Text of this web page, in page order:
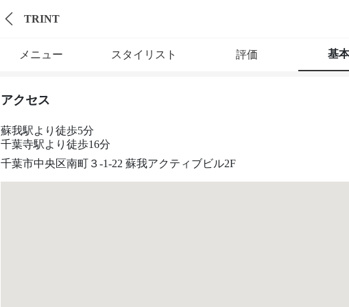
TRINT
メニュー スタイリスト 評価 基
アクセス
蘇我駅より徒歩5分
千葉寺駅より徒歩16分
千葉市中央区南町３-1-22 蘇我アクティブビル2F